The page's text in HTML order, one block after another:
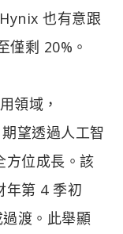
也有意跟
僅剩 20%。
領域，
望透過人工智
方位成長。該
年第 4 季初
渡。此舉顯